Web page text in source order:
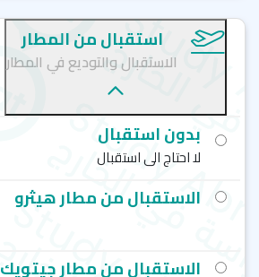
استقبال من المطار
الاستقبال والتوديع في المطار
بدون استقبال
لا احتاج الى استقبال
الاستقبال من مطار هيثرو
الاستقبال من مطار جيتويك